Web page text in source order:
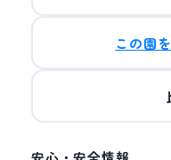
この園